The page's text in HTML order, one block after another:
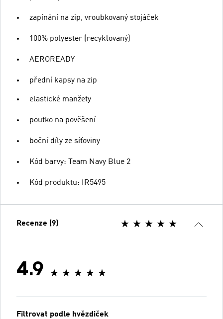
zapínání na zip, vroubkovaný stojáček
100% polyester (recyklovaný)
AEROREADY
přední kapsy na zip
elastické manžety
poutko na pověšení
boční díly ze síťoviny
Kód barvy: Team Navy Blue 2
Kód produktu: IR5495
Recenze (9)
4.9
Filtrovat podle hvězdiček